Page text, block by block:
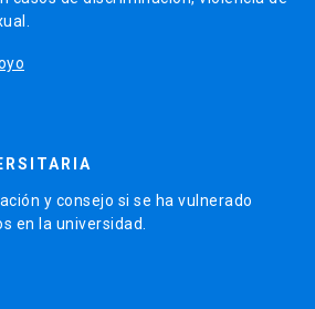
y consejo si se ha vulnerado
en la universidad.